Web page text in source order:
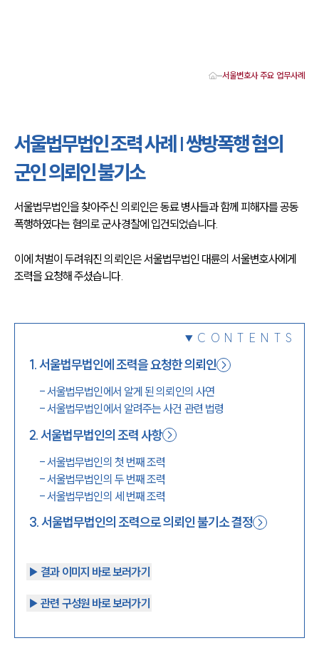
강남이혼변호사
서울학교폭력변호사
서울부동산변호사
서울음주운전·교통사고변호사
서울변호사 업무분야
서울변호사 주요 업무사례
서울 분사무소 오시는 길
채용정보
서울변호사 주요 업무사례
서울법무법인 조력 사례 | 쌍방폭행 혐의
군인 의뢰인 불기소
서울법무법인을 찾아주신 의뢰인은 동료 병사들과 함께 피해자를 공동
폭행하였다는 혐의로 군사경찰에 입건되었습니다.
이에 처벌이 두려워진 의뢰인은 서울법무법인 대륜의 서울변호사에게
조력을 요청해 주셨습니다.
CONTENTS
1.서울법무법인에 조력을 요청한 의뢰인
-서울법무법인에서 알게 된 의뢰인의 사연
-서울법무법인에서 알려주는 사건 관련 법령
2.서울법무법인의 조력 사항
-서울법무법인의 첫 번째 조력
-서울법무법인의 두 번째 조력
-서울법무법인의 세 번째 조력
3.서울법무법인의 조력으로 의뢰인 불기소 결정
▶︎ 결과 이미지 바로 보러가기
▶︎ 관련 구성원 바로 보러가기